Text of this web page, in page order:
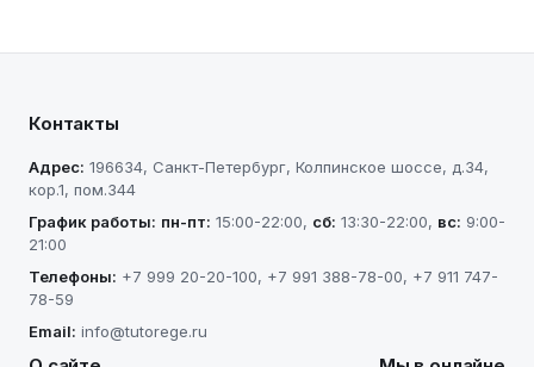
Контакты
Адрес: 196634, Санкт-Петербург, Колпинское шоссе, д.34,
кор.1, пом.344
График работы: пн-пт: 15:00-22:00, сб: 13:30-22:00, вс: 9:00-
21:00
Телефоны: +7 999 20-20-100, +7 991 388-78-00, +7 911 747-
78-59
Email: info@tutorege.ru